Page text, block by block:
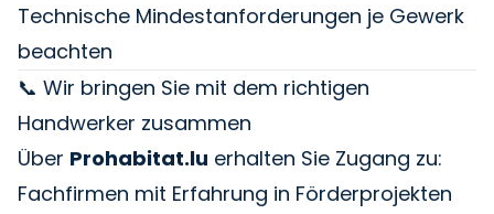
Technische Mindestanforderungen je Gewerk
beachten
📞 Wir bringen Sie mit dem richtigen
Handwerker zusammen
Über Prohabitat.lu erhalten Sie Zugang zu:
Fachfirmen mit Erfahrung in Förderprojekten